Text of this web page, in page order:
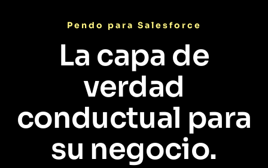
Pendo para Salesforce
La capa de
verdad
conductual para
su negocio.